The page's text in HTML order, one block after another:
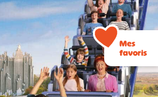
Mes
favoris